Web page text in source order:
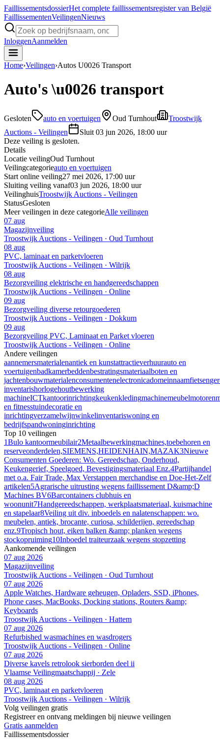
FaillissementsdossierHet complete faillissementsregister van België
FaillissementenVeilingenNieuws
InloggenAanmelden
Home›Veilingen›Autos U0026 Transport
Auto's \u0026 transport
Gesloten auto en voertuigen Oud Turnhout
Troostwijk
Auctions - Veilingen
Sluit 03 jun 2026, 18:00 uur
Deze veiling is gesloten.
Details
Locatie veilingOud Turnhout
Veilingcategorieauto en voertuigen
Start online veiling27 mei 2026, 17:00 uur
Sluiting veiling vanaf03 jun 2026, 18:00 uur
VeilinghuisTroostwijk Auctions - Veilingen
StatusGesloten
Meer veilingen in deze categorieAlle veilingen
07 aug
Magazijnveiling
Troostwijk Auctions - Veilingen · Oud Turnhout
08 aug
PVC, laminaat en parketvloeren
Troostwijk Auctions - Veilingen · Wilrijk
08 aug
Bezorgveiling elektrische en handgereedschappen
Troostwijk Auctions - Veilingen · Online
09 aug
Bezorgveiling diverse retourgoederen
Troostwijk Auctions - Veilingen · Dokkum
09 aug
Bezorgveiling PVC, Laminaat en Parket vloeren
Troostwijk Auctions - Veilingen · Online
Andere veilingen
aannemersmaterialenantiek en kunstattractieverhuurauto en
voertuigenbadkamerbeddenbestratingsmateriaalboten en
jachtenbouwmaterialenconsumentenelectronicadomeinnaamfietsen
inventarishorlogehoutbewerking
machineICTkantoorinrichtingkeukenkledingmachinemeubelmotoren
en fitnesstuindecoratie en
inrichtingverzamelwijnwinkelinventariswoning en
bedrijfspandwoninginrichting
Top 10 veilingen
1Bulo kantoormeubilair2Metaalbewerkingmachines,toebehoren en
reserveonderdelen,SIEMENS,HEIDENHAIN,MAZAK3Nieuwe
Consumenten Goederen: Wo. Gereedschap, Onderhoud,
Keukengerief, Speelgoed, Bevestigingsmateriaal Enz.4Partijhandel
met o.a. Fair Trade, Max Verstappen merchandise en Doe-Het-Zelf
artikelen5Agrarische uitrusting wegens faillissement D&amp;D
Machines BV6Barcontainers clubhuis en
woonunit7Handgereedschappen, werkplaatsmateriaal, kuismachine
en stapelaar8Veiling uit div. inboedels en nalatenschappen: wo.
meubelen, antiek, brocante, curiosa, schilderijen, gereedschap
enz.9Tropisch hout, eiken balken &amp; planken wegens
stockopruiming10Inboedel traiteurzaak wegens stopzetting
Aankomende veilingen
07 aug 2026
Magazijnveiling
Troostwijk Auctions - Veilingen · Oud Turnhout
07 aug 2026
Apple Watches, Hardware geheugen, Opladers, SSD, iPhones,
Phone cases, MacBooks, Docking stations, Routers &amp;
Keyboards
Troostwijk Auctions - Veilingen · Hattem
07 aug 2026
Refurbished wasmachines en wasdrogers
Troostwijk Auctions - Veilingen · Online
07 aug 2026
Diverse kavels retrolook sierborden deel ii
Vlaamse Veilingmaatschappij · Zele
08 aug 2026
PVC, laminaat en parketvloeren
Troostwijk Auctions - Veilingen · Wilrijk
Volg veilingen gratis
Registreer en ontvang meldingen bij nieuwe veilingen
Gratis aanmelden
Faillissementsdossier